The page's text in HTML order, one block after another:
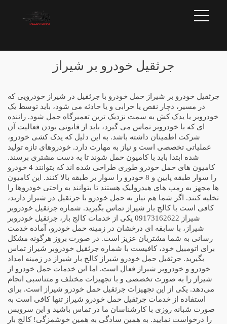
جرثقیل خودرو بر شیراز
جرثقیل خودرو بر شیراز حمل خودرو با جرثقیل در شیراز خودرویی که
در مسیر، دچار نقص یا خرابی و یا حادثه می شود، باید توسط یک
خودروبر یا یدک کش به سمت نزدیک ترین تعمیرگاه حمل شود. راننده
ای که با خودروبر تماس می گیرد، باید از قانونی بودن فعالیت آن
شرکت اطمینان داشته باشد. به این دلیل که یدک کشی خودرو،
عملیاتی تخصصی است و نیاز به مهارت دارد. خودروهای تازه تولید
شده ابتدا باید با کامیون حمل شوند تا به دست مشتری برسند.
کامیون های حمل خودرو طوری طراحی شده اند که بتوانند 4 خودرو
را سوار طبقه پایین و 8 خودرو را سوار بر طبقه بالا کنند. این کامیون
ها مجهز به رمپ های هیدرولیک هستند تا بتوانند به راحتی خودروها را
تخلیه کنند. اگر شما هم نیاز به حمل خودرو با جرثقیل در شیراز دارید،
کافی است با کالج بار شیراز تماس بگیرید. شماره جرثقیل خودروبر
شیراز 09173162622 یکی از خدمات کالج بار، جرثقیل خودروبر
شیراز، با سابقه ای درخشان در زمینه حمل خودرو، آماده خدمت
رسانی به شما مشتریان عزیز است. در صورت بروز هرگونه مشکل
برای اتومبیل خود، کافیست با شماره جرثقیل خودروبر شیراز تماس
بگیرید. جرثقیل حمل خودرو شیراز کالج بار شیراز در زمینه امداد
خودرو و خودروبر شیراز فعال است. اما این خدمات حمل خودرو از
شیراز را به صورت تخصصی و با تجهیزات مختلف و متناسبی انجام
می‌دهد. یکی از این تجهیزات جرثقیل حمل خودرو شیراز است. برای
استفاده از خدمات جرثقیل حمل خودرو شیراز تنها کافی است به
صورت شبانه روزی با کارشناسان ما در تماس باشید و این سرویس
را درخواست نمایید. به همین سادگی به همین خوشمزگی! کالج بار